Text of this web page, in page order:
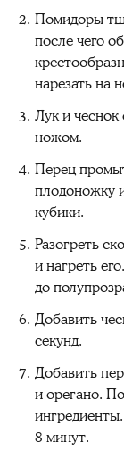
Помидоры
после чего
нарезать на
Лук и
ножом.
Перец
плодоножку
кубики.
Разогреть
и нагреть
до
Добавить
секунд.
Добавить
и орегано.
8 минут.